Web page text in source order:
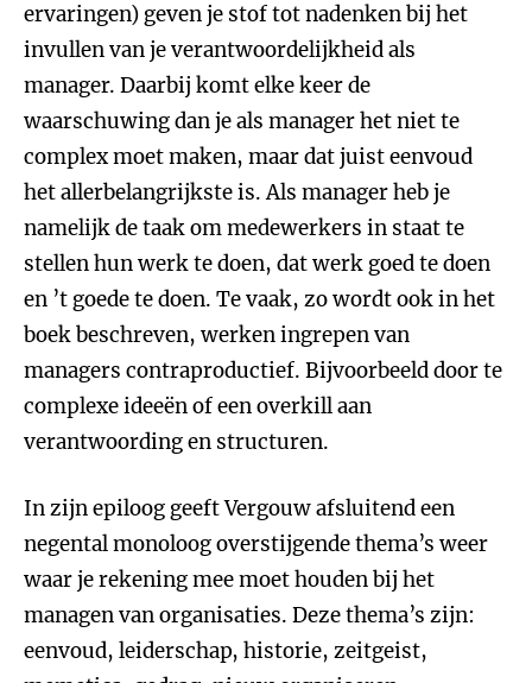
ervaringen) geven je stof tot nadenken bij het
invullen van je verantwoordelijkheid als
manager. Daarbij komt elke keer de
waarschuwing dan je als manager het niet te
complex moet maken, maar dat juist eenvoud
het allerbelangrijkste is. Als manager heb je
namelijk de taak om medewerkers in staat te
stellen hun werk te doen, dat werk goed te doen
en ’t goede te doen. Te vaak, zo wordt ook in het
boek beschreven, werken ingrepen van
managers contraproductief. Bijvoorbeeld door te
complexe ideeën of een overkill aan
verantwoording en structuren.
In zijn epiloog geeft Vergouw afsluitend een
negental monoloog overstijgende thema’s weer
waar je rekening mee moet houden bij het
managen van organisaties. Deze thema’s zijn:
eenvoud, leiderschap, historie, zeitgeist,